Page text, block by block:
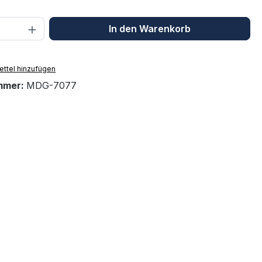
Anzahl: Gib den gewünschten Wert
In den Warenkorb
hinzufügen
MDG-7077